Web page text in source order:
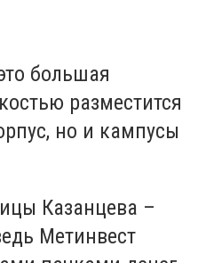
большая
разместится
но и кампусы
Казанцева –
Метинвест